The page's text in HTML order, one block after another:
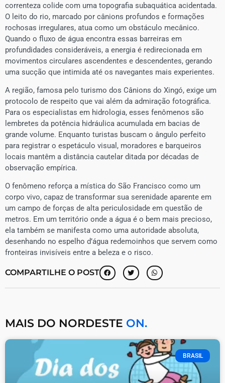
correnteza colide com uma topografia subaquática acidentada.
O leito do rio, marcado por cânions profundos e formações
rochosas irregulares, atua como um obstáculo mecânico.
Quando o fluxo de água encontra essas barreiras em
profundidades consideráveis, a energia é redirecionada em
movimentos circulares ascendentes e descendentes, gerando
uma sucção que intimida até os navegantes mais experientes.
​A região, famosa pelo turismo dos Cânions do Xingó, exige um
protocolo de respeito que vai além da admiração fotográfica.
Para os especialistas em hidrologia, esses fenômenos são
lembretes da potência hidráulica acumulada em bacias de
grande volume. Enquanto turistas buscam o ângulo perfeito
para registrar o espetáculo visual, moradores e barqueiros
locais mantêm a distância cautelar ditada por décadas de
observação empírica.
​O fenômeno reforça a mística do São Francisco como um
corpo vivo, capaz de transformar sua serenidade aparente em
um campo de forças de alta periculosidade em questão de
metros. Em um território onde a água é o bem mais precioso,
ela também se manifesta como uma autoridade absoluta,
desenhando no espelho d’água redemoinhos que servem como
fronteiras invisíveis entre a beleza e o risco.
COMPARTILHE O POST
MAIS DO NORDESTE ON.
BRASIL